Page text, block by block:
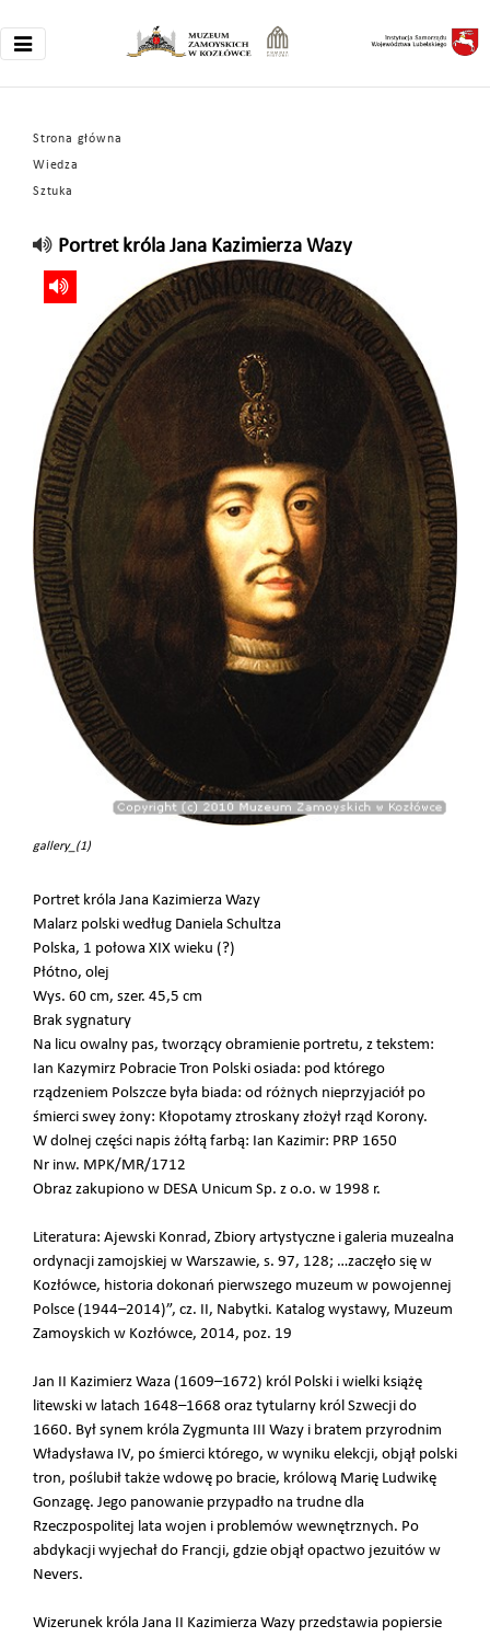
Strona główna
Wiedza
Sztuka
Portret króla Jana Kazimierza Wazy
gallery_(1)
Portret króla Jana Kazimierza Wazy
Malarz polski według Daniela Schultza
Polska, 1 połowa XIX wieku (?)
Płótno, olej
Wys. 60 cm, szer. 45,5 cm
Brak sygnatury
Na licu owalny pas, tworzący obramienie portretu, z tekstem:
Ian Kazymirz Pobracie Tron Polski osiada: pod którego
rządzeniem Polszcze była biada: od różnych nieprzyjaciół po
śmierci swey żony: Kłopotamy ztroskany złożył rząd Korony.
W dolnej części napis żółtą farbą: Ian Kazimir: PRP 1650
Nr inw. MPK/MR/1712
Obraz zakupiono w DESA Unicum Sp. z o.o. w 1998 r.
Literatura: Ajewski Konrad, Zbiory artystyczne i galeria muzealna
ordynacji zamojskiej w Warszawie, s. 97, 128; …zaczęło się w
Kozłówce, historia dokonań pierwszego muzeum w powojennej
Polsce (1944–2014)”, cz. II, Nabytki. Katalog wystawy, Muzeum
Zamoyskich w Kozłówce, 2014, poz. 19
Jan II Kazimierz Waza (1609–1672) król Polski i wielki książę
litewski w latach 1648–1668 oraz tytularny król Szwecji do
1660. Był synem króla Zygmunta III Wazy i bratem przyrodnim
Władysława IV, po śmierci którego, w wyniku elekcji, objął polski
tron, poślubił także wdowę po bracie, królową Marię Ludwikę
Gonzagę. Jego panowanie przypadło na trudne dla
Rzeczpospolitej lata wojen i problemów wewnętrznych. Po
abdykacji wyjechał do Francji, gdzie objął opactwo jezuitów w
Nevers.
Wizerunek króla Jana II Kazimierza Wazy przedstawia popiersie